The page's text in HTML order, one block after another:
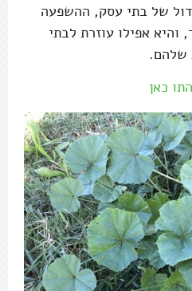
של בתי עסק, ההשפעה
והיא אפילו עוזרת לבתי
שלהם.
כאן